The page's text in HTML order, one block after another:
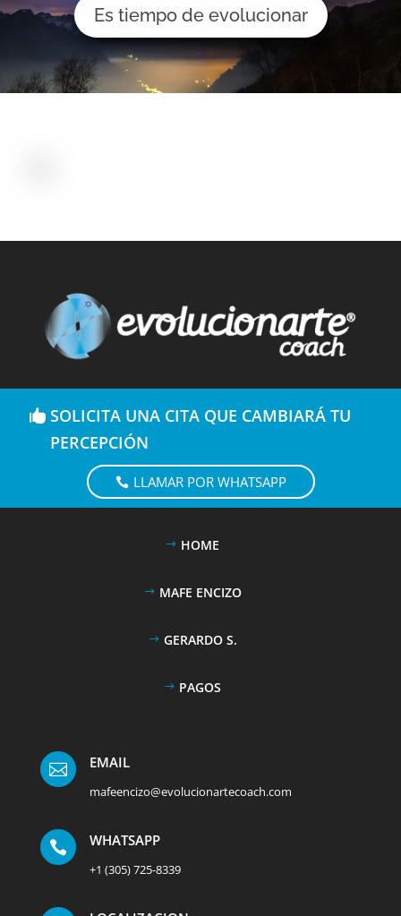
Es tiempo de evolucionar
SOLICITA UNA CITA QUE CAMBIARÁ TU
PERCEPCIÓN
LLAMAR POR WHATSAPP
HOME
MAFE ENCIZO
GERARDO S.
PAGOS
 EMAIL
mafeencizo@evolucionartecoach.com
 WHATSAPP
+1 (305) 725-8339